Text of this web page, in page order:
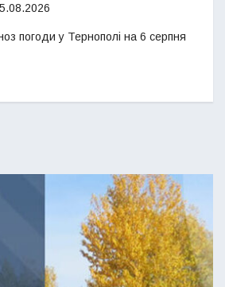
погоди у Тернополі на 6 серпня